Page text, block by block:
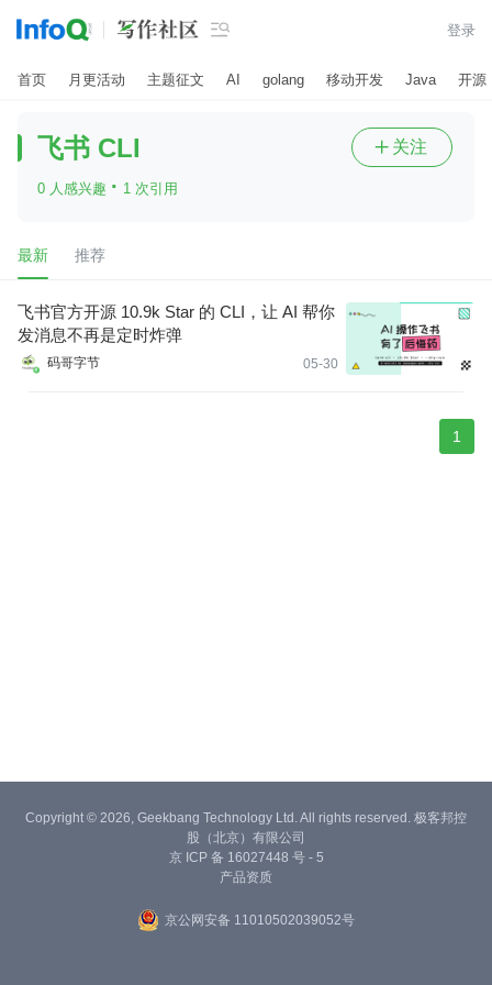
 登录
首页 月更活动 主题征文 AI golang 移动开发 Java 开源
飞书 CLI
0 人感兴趣 · 1 次引用
 关注
最新 推荐
飞书官方开源 10.9k Star 的 CLI，让 AI 帮你
发消息不再是定时炸弹
码哥字节 05-30
1
Copyright © 2026, Geekbang Technology Ltd. All rights reserved. 极客邦控
股（北京）有限公司
京 ICP 备 16027448 号 - 5
产品资质
京公网安备 11010502039052号